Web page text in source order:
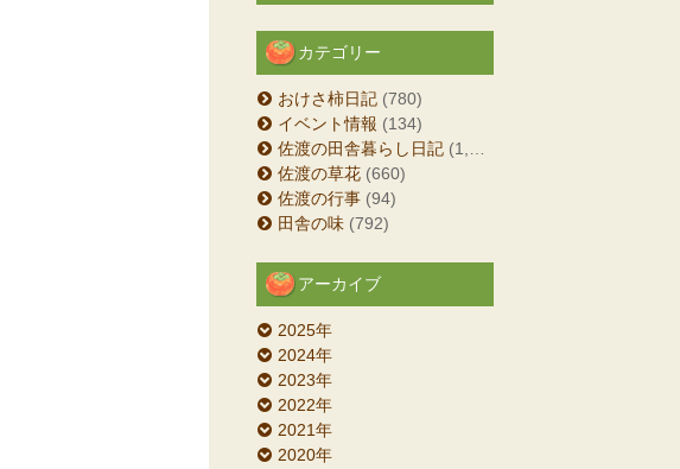
カテゴリー
おけさ柿日記 (780)
イベント情報 (134)
佐渡の田舎暮らし日記 (1,204)
佐渡の草花 (660)
佐渡の行事 (94)
田舎の味 (792)
アーカイブ
2025年
2024年
2023年
2022年
2021年
2020年